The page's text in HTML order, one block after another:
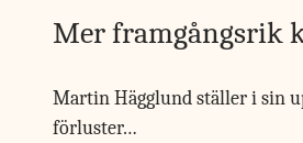
Mer framgångsrik
Martin Hägglund ställer i sin
förluster…